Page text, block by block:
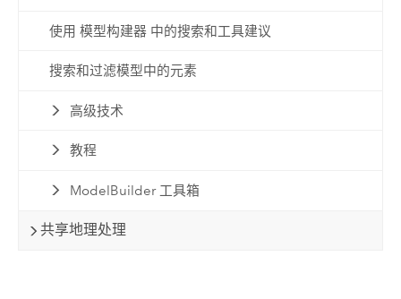
使用 模型构建器 中的搜索和工具建议
搜索和过滤模型中的元素
高级技术
教程
ModelBuilder 工具箱
共享地理处理